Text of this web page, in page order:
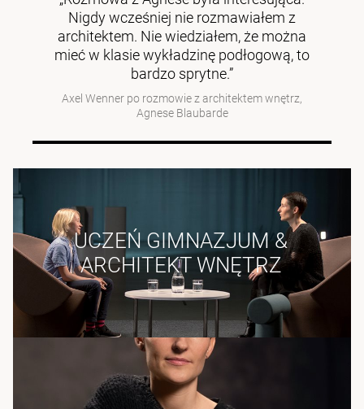
Nigdy wcześniej nie rozmawiałem z
architektem. Nie wiedziałem, że można
mieć w klasie wykładzinę podłogową, to
bardzo sprytne.”
Axel Wenner po rozmowie z architektem wnętrz,
Agnese Blaubarde
UCZEŃ GIMNAZJUM &
ARCHITEKT WNĘTRZ